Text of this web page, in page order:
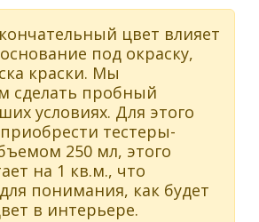
цвет влияет
под окраску,
краски. Мы
сделать пробный
условиях. Для этого
тестеры-
250 мл, этого
на 1 кв.м., что
понимания, как будет
в интерьере.